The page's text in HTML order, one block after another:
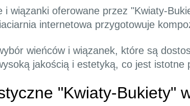
i wiązanki oferowane przez "Kwiaty-
internetowa przygotowuje
wieńców i wiązanek, które są
jakością i estetyką, co jest istotne
"Kwiaty-Bukiety"